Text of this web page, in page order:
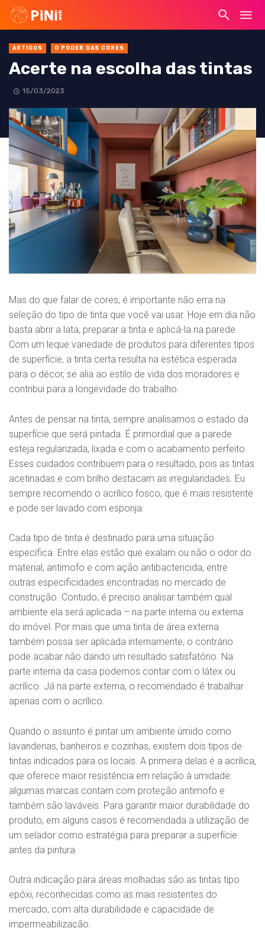
ARTIGOS O PODER DAS CORES
Acerte na escolha das tintas
15/03/2023
Mas do que falar de cores, é importante não erra na
seleção do tipo de tinta que você vai usar. Hoje em dia não
basta abrir a lata, preparar a tinta e aplicá-la na parede.
Com um leque variedade de produtos para diferentes tipos
de superfície, a tinta certa resulta na estética esperada
para o décor, se alia ao estilo de vida dos moradores e
contribui para a longevidade do trabalho.
Antes de pensar na tinta, sempre analisamos o estado da
superfície que será pintada. É primordial que a parede
esteja regularizada, lixada e com o acabamento perfeito.
Esses cuidados contribuem para o resultado, pois as tintas
acetinadas e com brilho destacam as irregularidades. Eu
sempre recomendo o acrílico fosco, que é mais resistente
e pode ser lavado com esponja.
Cada tipo de tinta é destinado para uma situação
específica. Entre elas estão que exalam ou não o odor do
material, antimofo e com ação antibactericida, entre
outras especificidades encontradas no mercado de
construção. Contudo, é preciso analisar também qual
ambiente ela será aplicada – na parte interna ou externa
do imóvel. Por mais que uma tinta de área externa
também possa ser aplicada internamente, o contrário
pode acabar não dando um resultado satisfatório. Na
parte interna da casa podemos contar com o látex ou
acrílico. Já na parte externa, o recomendado é trabalhar
apenas com o acrílico.
Quando o assunto é pintar um ambiente úmido como
lavanderias, banheiros e cozinhas, existem dois tipos de
tintas indicados para os locais. A primeira delas é a acrílica,
que oferece maior resistência em relação à umidade:
algumas marcas contam com proteção antimofo e
também são laváveis. Para garantir maior durabilidade do
produto, em alguns casos é recomendada a utilização de
um selador como estratégia para preparar a superfície
antes da pintura.
Outra indicação para áreas molhadas são as tintas tipo
epóxi, reconhecidas como as mais resistentes do
mercado, com alta durabilidade e capacidade de
impermeabilização.